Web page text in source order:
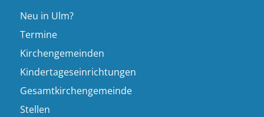
Neu in Ulm?
Termine
Kirchengemeinden
Kindertageseinrichtungen
Gesamtkirchengemeinde
Stellen